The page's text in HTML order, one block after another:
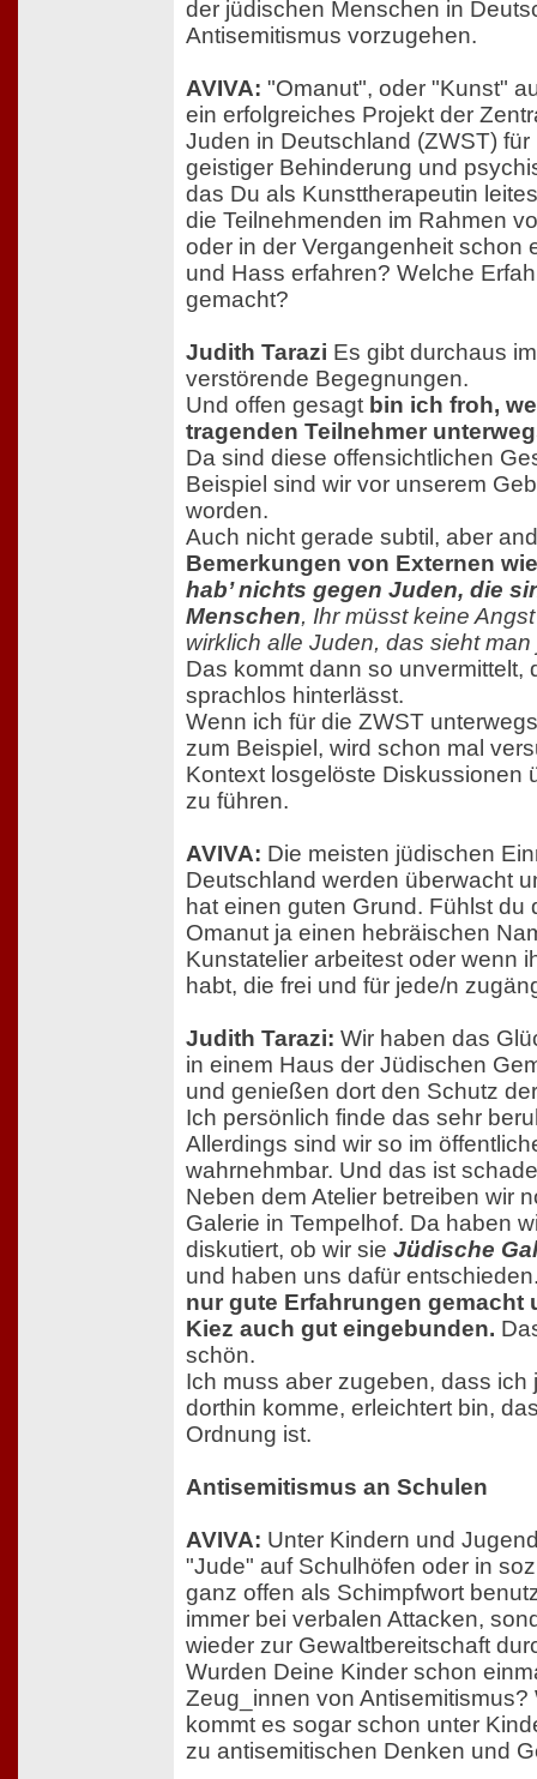
der jüdischen Menschen in
Antisemitismus vorzugehen.
AVIVA: "Omanut", oder "Kunst"
ein erfolgreiches Projekt der
Juden in Deutschland (ZWST)
geistiger Behinderung und
das Du als Kunsttherapeutin
die Teilnehmenden im Rahmen
oder in der Vergangenheit schon
und Hass erfahren? Welche
gemacht?
Judith Tarazi Es gibt durchaus
verstörende Begegnungen.
Und offen gesagt bin ich froh,
tragenden Teilnehmer
Da sind diese offensichtlichen
Beispiel sind wir vor unserem
worden.
Auch nicht gerade subtil, aber
Bemerkungen von Externen
hab’ nichts gegen Juden, die
Menschen, Ihr müsst keine
wirklich alle Juden, das sieht
Das kommt dann so unvermittelt,
sprachlos hinterlässt.
Wenn ich für die ZWST
zum Beispiel, wird schon mal
Kontext losgelöste Diskussionen
zu führen.
AVIVA: Die meisten jüdischen
Deutschland werden überwacht
hat einen guten Grund. Fühlst du
Omanut ja einen hebräischen
Kunstatelier arbeitest oder wenn
habt, die frei und für jede/n
Judith Tarazi: Wir haben das
in einem Haus der Jüdischen
und genießen dort den Schutz
Ich persönlich finde das sehr
Allerdings sind wir so im
wahrnehmbar. Und das ist
Neben dem Atelier betreiben wir
Galerie in Tempelhof. Da haben
diskutiert, ob wir sie Jüdische
und haben uns dafür
nur gute Erfahrungen gemacht
Kiez auch gut eingebunden.
schön.
Ich muss aber zugeben, dass ich
dorthin komme, erleichtert bin,
Ordnung ist.
Antisemitismus an Schulen
AVIVA: Unter Kindern und
"Jude" auf Schulhöfen oder in
ganz offen als Schimpfwort
immer bei verbalen Attacken,
wieder zur Gewaltbereitschaft
Wurden Deine Kinder schon
Zeug_innen von Antisemitismus?
kommt es sogar schon unter
zu antisemitischen Denken und